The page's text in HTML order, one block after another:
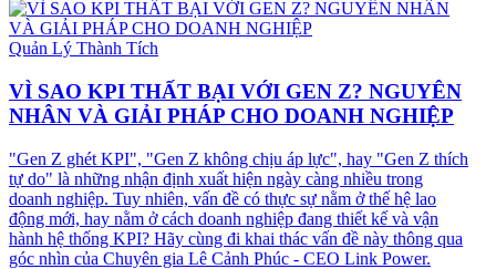
Quản Lý Thành Tích
VÌ SAO KPI THẤT BẠI VỚI GEN Z? NGUYÊN
NHÂN VÀ GIẢI PHÁP CHO DOANH NGHIỆP
"Gen Z ghét KPI", "Gen Z không chịu áp lực", hay "Gen Z thích
tự do" là những nhận định xuất hiện ngày càng nhiều trong
doanh nghiệp. Tuy nhiên, vấn đề có thực sự nằm ở thế hệ lao
động mới, hay nằm ở cách doanh nghiệp đang thiết kế và vận
hành hệ thống KPI? Hãy cùng đi khai thác vấn đề này thông qua
góc nhìn của Chuyên gia Lê Cảnh Phúc - CEO Link Power.